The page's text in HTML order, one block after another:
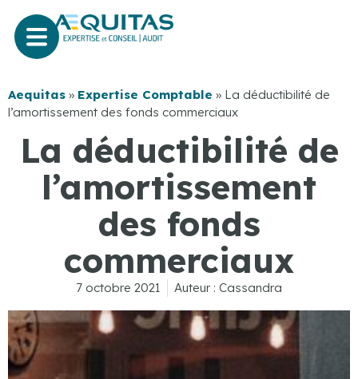
Aequitas » Expertise Comptable » La déductibilité de
l’amortissement des fonds commerciaux
La déductibilité de
l’amortissement
des fonds
commerciaux
7 octobre 2021 Auteur : Cassandra